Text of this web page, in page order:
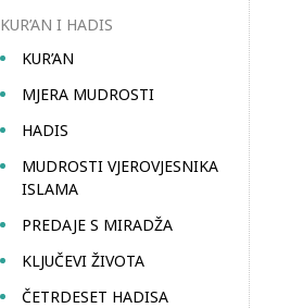
KUR’AN I HADIS
KUR’AN
MJERA MUDROSTI
HADIS
MUDROSTI VJEROVJESNIKA
ISLAMA
PREDAJE S MIRADŽA
KLJUČEVI ŽIVOTA
ČETRDESET HADISA